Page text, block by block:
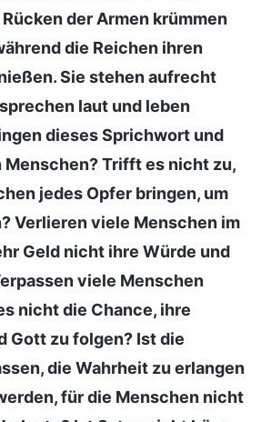
der Armen krümmen
die Reichen ihren
Sie stehen aufrecht
laut und leben
dieses Sprichwort und
Menschen? Trifft es nicht zu,
jedes Opfer bringen, um
Verlieren viele Menschen im
Geld nicht ihre Würde und
viele Menschen
nicht die Chance, ihre
Gott zu folgen? Ist die
die Wahrheit zu erlangen
für die Menschen nicht